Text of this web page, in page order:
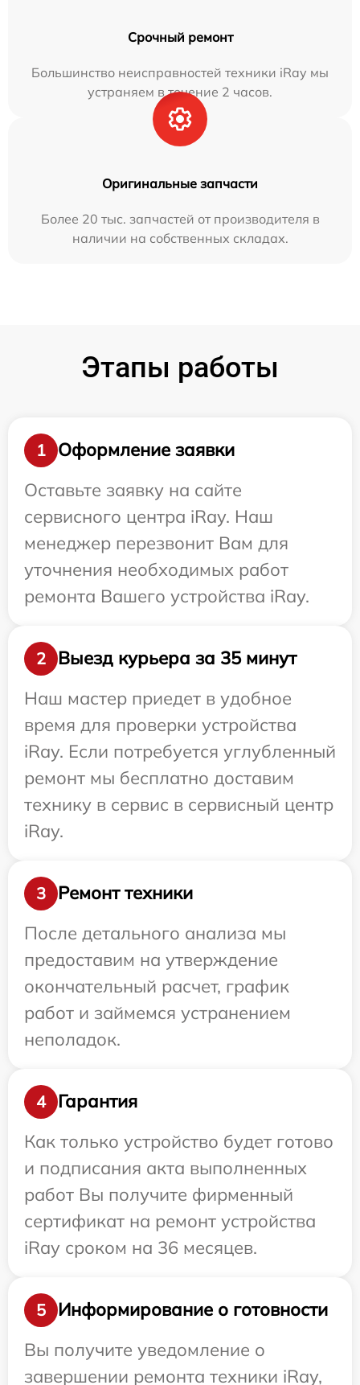
Срочный ремонт
Большинство неисправностей техники iRay мы
устраняем в течение 2 часов.
Оригинальные запчасти
Более 20 тыс. запчастей от производителя в
наличии на собственных складах.
Этапы работы
1
Оформление заявки
Оставьте заявку на сайте
сервисного центра iRay. Наш
менеджер перезвонит Вам для
уточнения необходимых работ
ремонта Вашего устройства iRay.
2
Выезд курьера за 35 минут
Наш мастер приедет в удобное
время для проверки устройства
iRay. Если потребуется углубленный
ремонт мы бесплатно доставим
технику в сервис в сервисный центр
iRay.
3
Ремонт техники
После детального анализа мы
предоставим на утверждение
окончательный расчет, график
работ и займемся устранением
неполадок.
4
Гарантия
Как только устройство будет готово
и подписания акта выполненных
работ Вы получите фирменный
сертификат на ремонт устройства
iRay сроком на 36 месяцев.
5
Информирование о готовности
Вы получите уведомление о
завершении ремонта техники iRay,